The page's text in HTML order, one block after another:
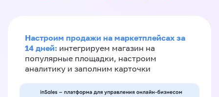
Настроим продажи на маркетплейсах за
14 дней: интегрируем магазин на
популярные площадки, настроим
аналитику и заполним карточки